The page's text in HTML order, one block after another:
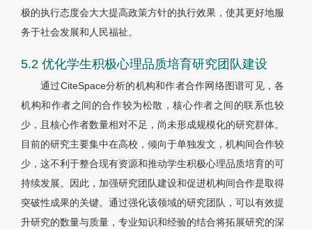
极的执行态度会大大提高政策方针的执行效果，使其更好地服
务于社会发展和人民福祉。
5.2 优化学生积极心理品质培育研究团队建设
通过CiteSpace分析的机构和作者合作网络图谱可见，各
机构和作者之间的合作较为松散，核心作者之间的联系也较
少，且核心作者数量相对不足，尚未形成规模化的研究群体。
目前的研究主要集中在高校，倾向于单独发文，机构间合作较
少，这不利于整合现有资源和推动学生积极心理品质培育的可
持续发展。因此，加强研究团队建设和促进机构间合作是取得
突破性成果的关键。通过强化该领域的研究团队，可以有效提
升研究的数量与质量，专业知识和经验的结合将拓展研究的深